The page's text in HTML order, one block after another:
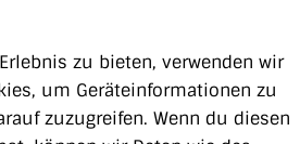
zu bieten, verwenden wir
um Geräteinformationen zu
zuzugreifen. Wenn du diesen